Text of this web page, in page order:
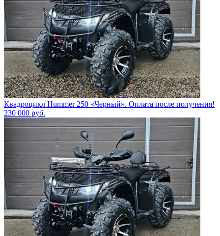
Квадроцикл Hummer 250 «Черный». Оплата после получения!
230 000 руб.